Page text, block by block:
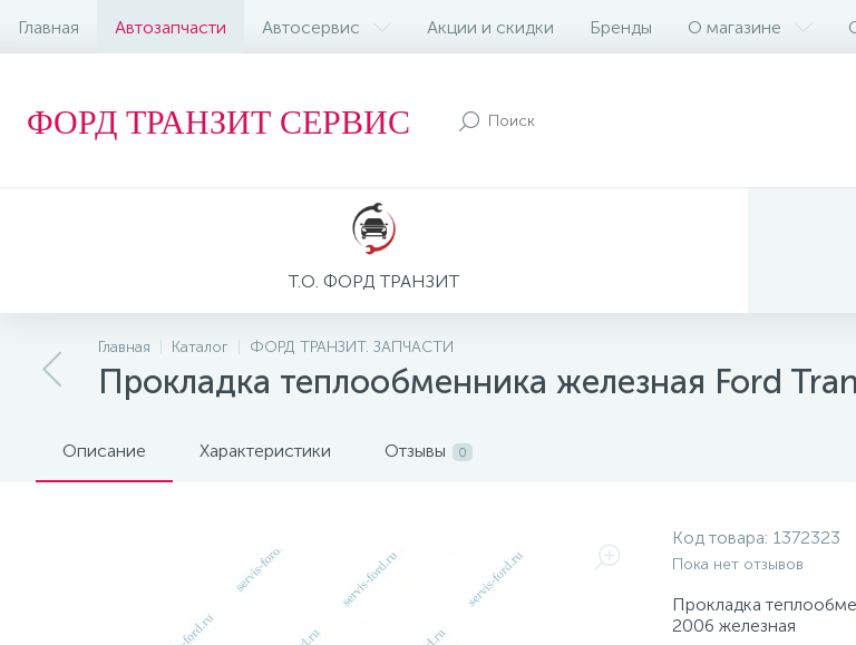
Главная Автозапчасти Автосервис Акции и скидки Бренды О магазине
ФОРД ТРАНЗИТ СЕРВИС
Т.О. ФОРД ТРАНЗИТ
Главная Каталог ФОРД ТРАНЗИТ. ЗАПЧАСТИ
Прокладка теплообменника железная Ford
Описание Характеристики Отзывы 0
Код товара: 1372323
Пока нет отзывов
Прокладка
2006 железная